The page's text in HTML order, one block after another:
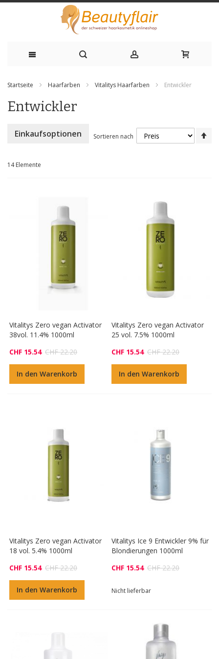
springen
Startseite Haarfarben Vitalitys Haarfarben Entwickler
Entwickler
14Elemente
Sortieren nach
Vitalitys Zero vegan Activator
38vol. 11.4% 1000ml
CHF 15.54 CHF 22.20
In den Warenkorb
Vitalitys Zero vegan Activator
25 vol. 7.5% 1000ml
CHF 15.54 CHF 22.20
In den Warenkorb
Vitalitys Zero vegan Activator
18 vol. 5.4% 1000ml
CHF 15.54 CHF 22.20
In den Warenkorb
Vitalitys Ice 9 Entwickler 9% für
Blondierungen 1000ml
CHF 15.54 CHF 22.20
Nicht lieferbar
Einkaufsoptionen